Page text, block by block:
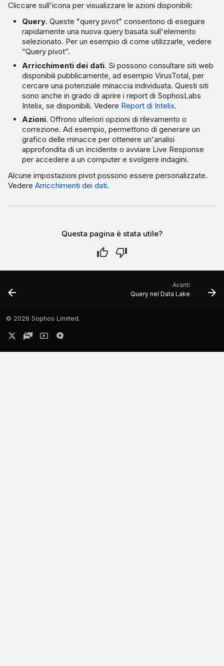
Cliccare sull'icona per visualizzare le azioni disponibili:
Query. Queste "query pivot" consentono di eseguire
rapidamente una nuova query basata sull'elemento
selezionato. Per un esempio di come utilizzarle, vedere
“Query pivot”.
Arricchimenti dei dati. Si possono consultare siti web
disponibili pubblicamente, ad esempio VirusTotal, per
cercare una potenziale minaccia individuata. Questi siti
sono anche in grado di aprire i report di SophosLabs
Intelix, se disponibili. Vedere Report di Intelix.
Azioni. Offrono ulteriori opzioni di rilevamento o
correzione. Ad esempio, permettono di generare un
grafico delle minacce per ottenere un'analisi
approfondita di un incidente o avviare Live Response
per accedere a un computer e svolgere indagini.
Alcune impostazioni pivot possono essere personalizzate.
Vedere Arricchimenti dei dati.
Questa pagina è stata utile?
Avanti
Query nel Data Lake
© 2026 Sophos Limited.